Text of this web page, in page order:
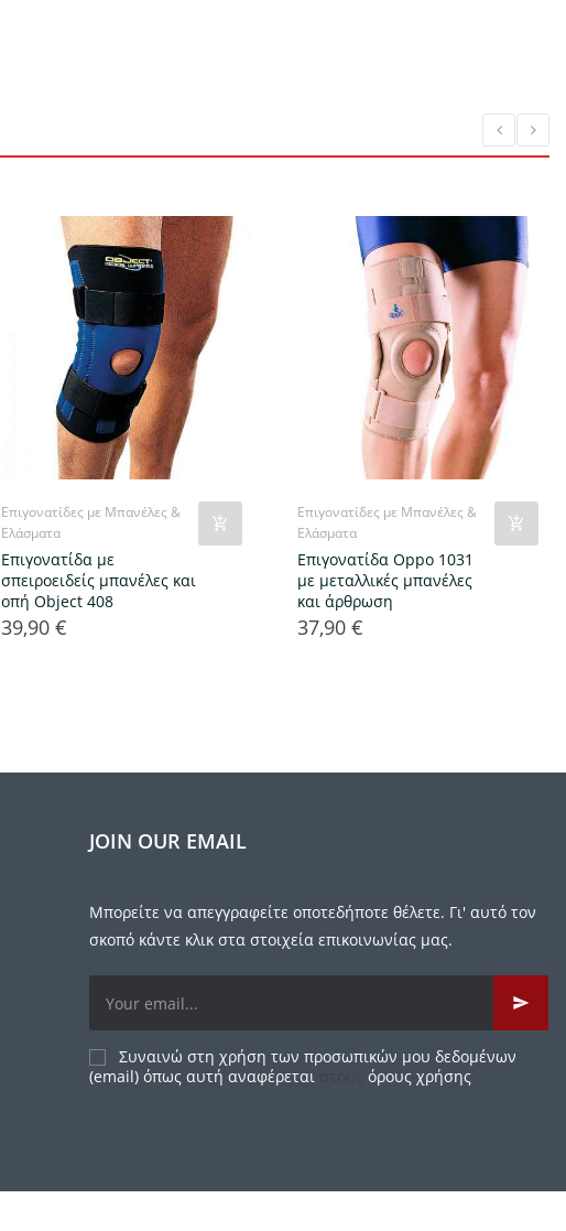
Επιγονατίδες με Μπανέλες &
Ελάσματα
Επιγονατίδα με
σπειροειδείς μπανέλες και
οπή Object 408
Τιμή
39,90 €
Επιγονατίδες με Μπανέλες &
Ελάσματα
Επιγονατίδα Oppo 1031
με μεταλλικές μπανέλες
και άρθρωση
Τιμή
37,90 €
JOIN OUR EMAIL
Μπορείτε να απεγγραφείτε οποτεδήποτε θέλετε. Γι' αυτό τον
σκοπό κάντε κλικ στα στοιχεία επικοινωνίας μας.
Συναινώ στη χρήση των προσωπικών μου δεδομένων
(email) όπως αυτή αναφέρεται στους όρους χρήσης